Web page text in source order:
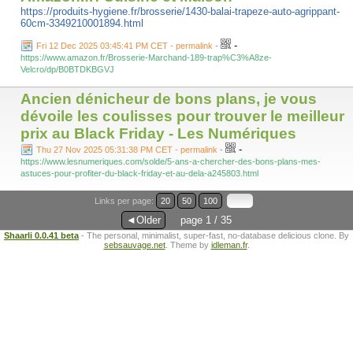
https://produits-hygiene.fr/brosserie/1430-balai-trapeze-auto-agrippant-
60cm-3349210001894.html
Fri 12 Dec 2025 03:45:41 PM CET - permalink - -
https://www.amazon.fr/Brosserie-Marchand-189-trap%C3%A8ze-
Velcro/dp/B0BTDKBGVJ
Ancien dénicheur de bons plans, je vous
dévoile les coulisses pour trouver le meilleur
prix au Black Friday - Les Numériques
Thu 27 Nov 2025 05:31:38 PM CET - permalink - -
https://www.lesnumeriques.com/solde/5-ans-a-chercher-des-bons-plans-mes-
astuces-pour-profiter-du-black-friday-et-au-dela-a245803.html
Links per page: 20 50 100
◄Older page 1 / 35
Shaarli 0.0.41 beta - The personal, minimalist, super-fast, no-database delicious clone. By
sebsauvage.net. Theme by idleman.fr.